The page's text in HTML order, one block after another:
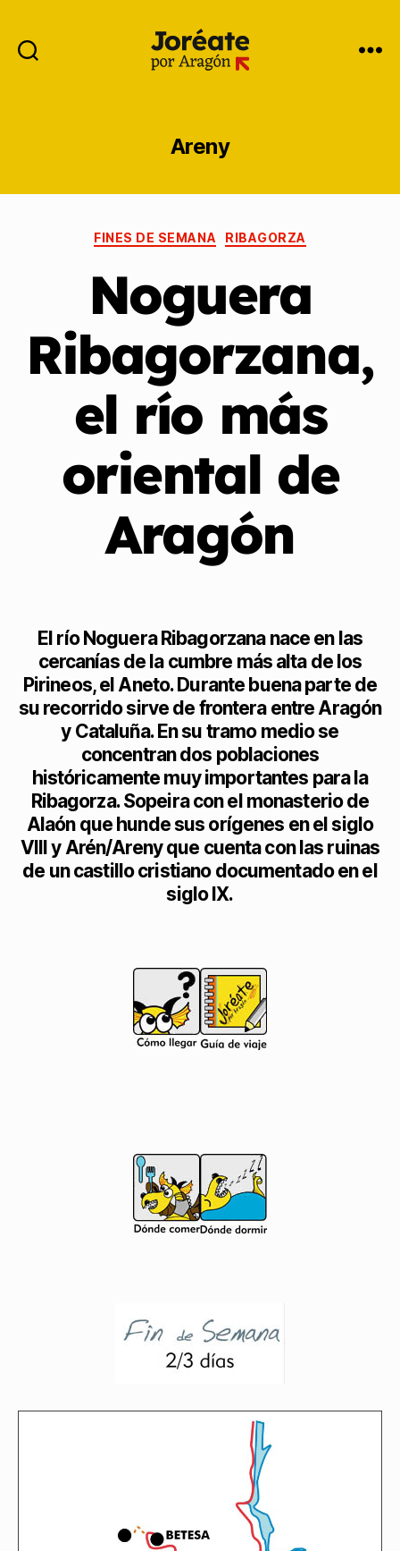
Areny
FINES DE SEMANA RIBAGORZA
Noguera
Ribagorzana,
el río más
oriental de
Aragón
El río Noguera Ribagorzana nace en las
cercanías de la cumbre más alta de los
Pirineos, el Aneto. Durante buena parte de
su recorrido sirve de frontera entre Aragón
y Cataluña. En su tramo medio se
concentran dos poblaciones
históricamente muy importantes para la
Ribagorza. Sopeira con el monasterio de
Alaón que hunde sus orígenes en el siglo
VIII y Arén/Areny que cuenta con las ruinas
de un castillo cristiano documentado en el
siglo IX.